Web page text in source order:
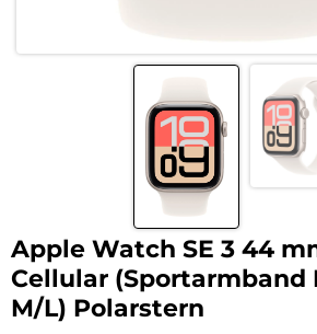
Apple Watch SE 3 44
Cellular (Sportarmband
M/L) Polarstern